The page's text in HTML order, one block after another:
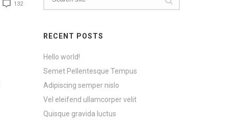
132
RECENT POSTS
Hello world!
Semet Pellentesque Tempus
Adipiscing semper nislo
Vel eleifend ullamcorper velit
Quisque gravida luctus